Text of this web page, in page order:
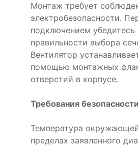
Монтаж требует
электробезопасности.
подключением убедитесь
правильности выбора
Вентилятор
помощью монтажных
отверстий в корпусе.
Требования
Температура
пределах заявленного